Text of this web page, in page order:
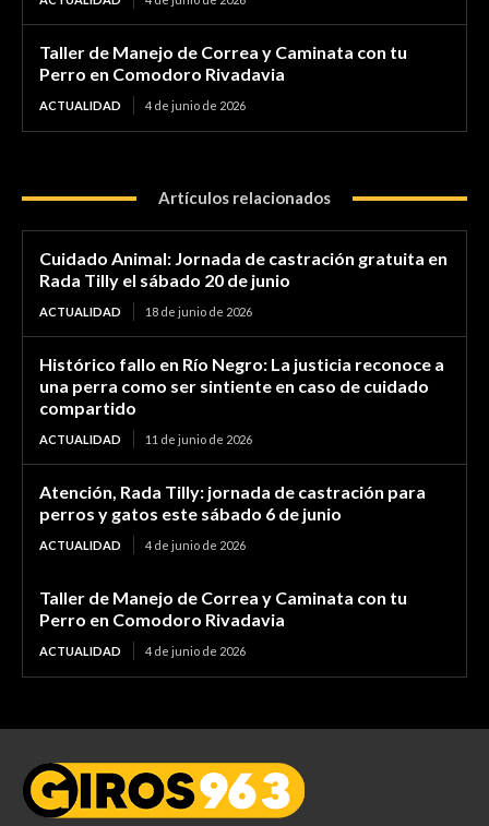
Taller de Manejo de Correa y Caminata con tu
Perro en Comodoro Rivadavia
ACTUALIDAD 4 de junio de 2026
Artículos relacionados
Cuidado Animal: Jornada de castración gratuita en
Rada Tilly el sábado 20 de junio
ACTUALIDAD 18 de junio de 2026
Histórico fallo en Río Negro: La justicia reconoce a
una perra como ser sintiente en caso de cuidado
compartido
ACTUALIDAD 11 de junio de 2026
Atención, Rada Tilly: jornada de castración para
perros y gatos este sábado 6 de junio
ACTUALIDAD 4 de junio de 2026
Taller de Manejo de Correa y Caminata con tu
Perro en Comodoro Rivadavia
ACTUALIDAD 4 de junio de 2026